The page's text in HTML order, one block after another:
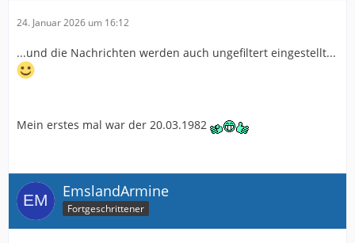
24. Januar 2026 um 16:12
...und die Nachrichten werden auch ungefiltert eingestellt...
Mein erstes mal war der 20.03.1982
EmslandArmine
Fortgeschrittener